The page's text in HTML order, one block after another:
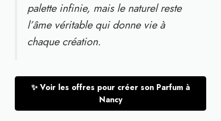
palette infinie, mais le naturel reste
l’âme véritable qui donne vie à
chaque création.
✨ Voir les offres pour créer son Parfum à
Nancy